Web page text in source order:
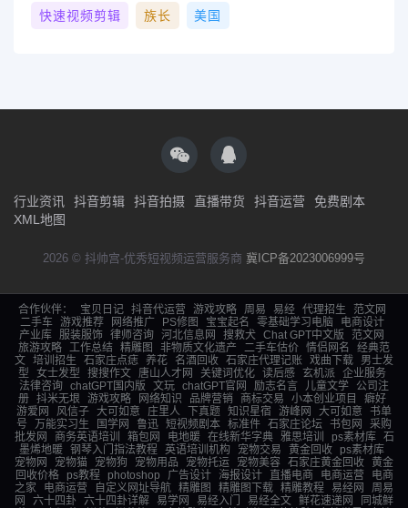
快速视频剪辑 族长 美国
行业资讯 抖音剪辑 抖音拍摄 直播带货 抖音运营
免费剧本
XML地图
2026 © 抖帅宫-优秀短视频运营服务商 冀ICP备2023006999号
合作伙伴： 宝贝日记 抖音代运营 游戏攻略 周易 易经 代理招生
范文网
二手车
游戏推荐 网络推广 PS修图 宝宝起名 零基础学习电脑
电商设计
产业库 服装服饰 律师咨询 河北信息网 搜救犬 Chat GPT中文版
范文网
旅游攻略 工作总结 精雕图 非物质文化遗产 二手车估价 情侣网名
经典范
文 培训招生 石家庄点痣 养花 名酒回收 石家庄代理记账 戏曲下载
男士发
型
女士发型 搜搜作文 唐山人才网 关键词优化 读后感 玄机派
企业服务
法律咨询 chatGPT国内版 文玩 chatGPT官网 励志名言 儿童文学
公司注
册
抖米无垠 游戏攻略 网络知识 品牌营销 商标交易 小本创业项目
癖好
游爱网
风信子 大可如意 庄里人 下真题 知识星宿 游峰网 大可如意
书单
号
万能实习生 国学网 鲁迅 短视频剧本 标准件 石家庄论坛 书包网
采购
批发网
商务英语培训 箱包网 电地暖 在线新华字典 雅思培训 ps素材库
石
墨烯地暖 钢琴入门指法教程 英语培训机构 宠物交易 黄金回收
ps素材库
宠物网
宠物猫 宠物狗 宠物用品 宠物托运 宠物美容 石家庄黄金回收 黄金
回收价格
ps教程 photoshop 广告设计 海报设计 直播电商 电商运营
电商
之家
电商运营 自定义网址导航 精雕图 精雕图下载 精雕教程 易经网
周易
网
六十四卦 六十四卦详解 易学网 易经入门 易经全文 鲜花速递网
同城鲜